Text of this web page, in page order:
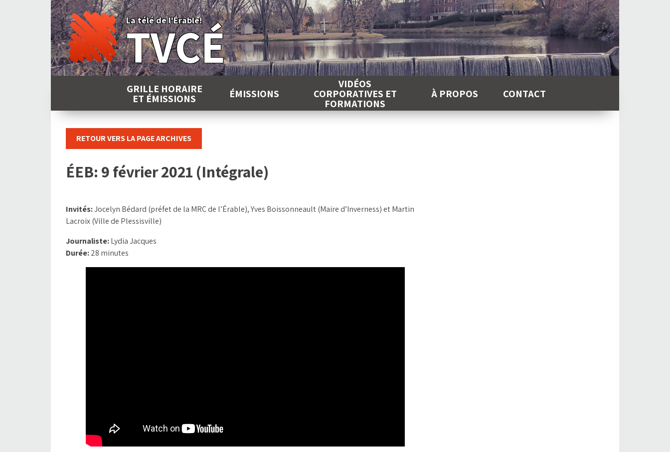
La télé de l'Érable!
TVCÉ
GRILLE HORAIRE
ET ÉMISSIONS ÉMISSIONS
VIDÉOS
CORPORATIVES ET
FORMATIONS
À PROPOS CONTACT
RETOUR VERS LA PAGE ARCHIVES
ÉEB: 9 février 2021 (Intégrale)
Invités:Jocelyn Bédard (préfet de la MRC de l’Érable), Yves Boissonneault (Maire d’Inverness) et Martin
Lacroix (Ville de Plessisville)
Journaliste:Lydia Jacques
Durée:28 minutes